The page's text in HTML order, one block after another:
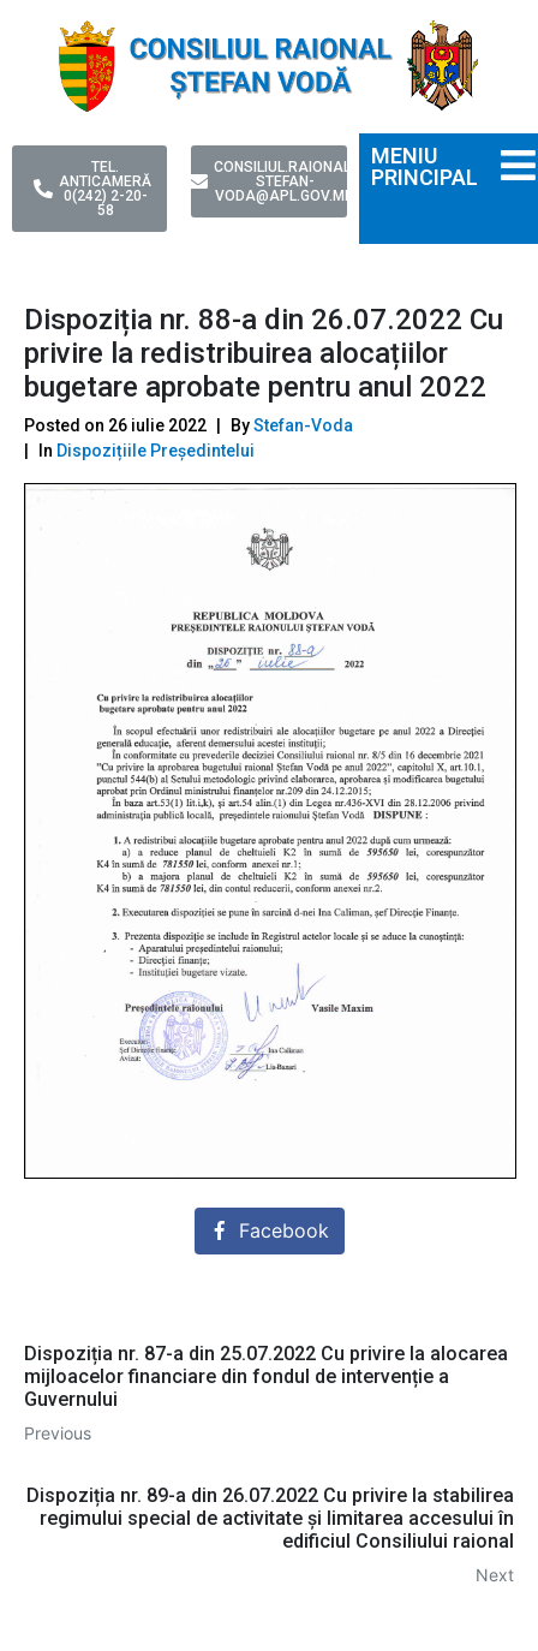
TEL.
ANTICAMERĂ
0(242) 2-20-
58
CONSILIUL.RAIONAL-
STEFAN-
VODA@APL.GOV.MD
MENIU
PRINCIPAL
Dispoziția nr. 88-a din 26.07.2022 Cu
privire la redistribuirea alocațiilor
bugetare aprobate pentru anul 2022
Posted on 26 iulie 2022 ByStefan-Voda
In Dispozițiile Președintelui
Facebook
Dispoziția nr. 87-a din 25.07.2022 Cu privire la alocarea
mijloacelor financiare din fondul de intervenție a
Guvernului
Previous
Dispoziția nr. 89-a din 26.07.2022 Cu privire la stabilirea
regimului special de activitate și limitarea accesului în
edificiul Consiliului raional
Next